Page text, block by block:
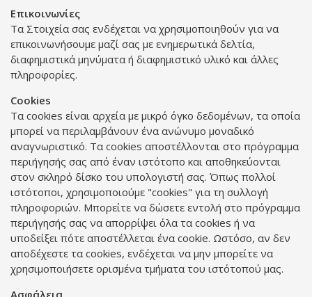
Επικοινωνίες
Τα Στοιχεία σας ενδέχεται να χρησιμοποιηθούν για να
επικοινωνήσουμε μαζί σας με ενημερωτικά δελτία,
διαφημιστικά μηνύματα ή διαφημιστικό υλικό και άλλες
πληροφορίες.
Cookies
Τα cookies είναι αρχεία με μικρό όγκο δεδομένων, τα οποία
μπορεί να περιλαμβάνουν ένα ανώνυμο μοναδικό
αναγνωριστικό. Τα cookies αποστέλλονται στο πρόγραμμα
περιήγησής σας από έναν ιστότοπο και αποθηκεύονται
στον σκληρό δίσκο του υπολογιστή σας. Όπως πολλοί
ιστότοποι, χρησιμοποιούμε "cookies" για τη συλλογή
πληροφοριών. Μπορείτε να δώσετε εντολή στο πρόγραμμα
περιήγησής σας να απορρίψει όλα τα cookies ή να
υποδείξει πότε αποστέλλεται ένα cookie. Ωστόσο, αν δεν
αποδέχεστε τα cookies, ενδέχεται να μην μπορείτε να
χρησιμοποιήσετε ορισμένα τμήματα του ιστότοπού μας.
Ασφάλεια